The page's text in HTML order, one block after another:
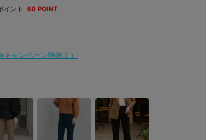
イント 60 POINT
ャンペーン時除く）